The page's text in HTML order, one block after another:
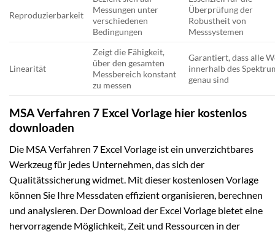
Reproduzierbarkeit
Messungen unter
verschiedenen
Bedingungen
Überprüfung der
Robustheit von
Messsystemen
Linearität
Zeigt die Fähigkeit,
über den gesamten
Messbereich konstant
zu messen
Garantiert, dass alle
innerhalb des
genau sind
MSA Verfahren 7 Excel Vorlage hier kostenlos
downloaden
Die MSA Verfahren 7 Excel Vorlage ist ein unverzichtbares
Werkzeug für jedes Unternehmen, das sich der
Qualitätssicherung widmet. Mit dieser kostenlosen Vorlage
können Sie Ihre Messdaten effizient organisieren, berechnen
und analysieren. Der Download der Excel Vorlage bietet eine
hervorragende Möglichkeit, Zeit und Ressourcen in der